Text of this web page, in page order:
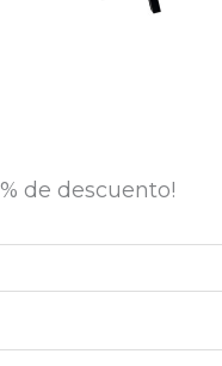
de descuento!